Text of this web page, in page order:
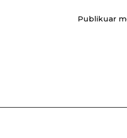
Publikuar